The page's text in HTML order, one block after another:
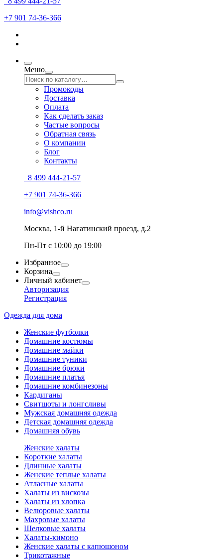
+7 901 74-36-366
Меню
Промокоды
Доставка
Оплата
Как сделать заказ
Частые вопросы
Обратная связь
О компании
Блог
Контакты
8 499 444-21-57
+7 901 74-36-366
info@vishco.ru
Москва, 1-й Нагатинский проезд, д.2
Пн-Пт с 10:00 до 19:00
Избранное
Корзина
Личный кабинет
Авторизация
Регистрация
Одежда для дома
Женские футболки
Домашние костюмы
Домашние майки
Домашние туники
Домашние брюки
Домашние платья
Домашние комбинезоны
Кардиганы
Свитшоты и лонгсливы
Мужская домашняя одежда
Детская домашняя одежда
Домашняя обувь
Женские халаты
Короткие халаты
Длинные халаты
Женские теплые халаты
Атласные халаты
Халаты из вискозы
Халаты из хлопка
Велюровые халаты
Махровые халаты
Шелковые халаты
Халаты-кимоно
Женские халаты с капюшоном
Трикотажные